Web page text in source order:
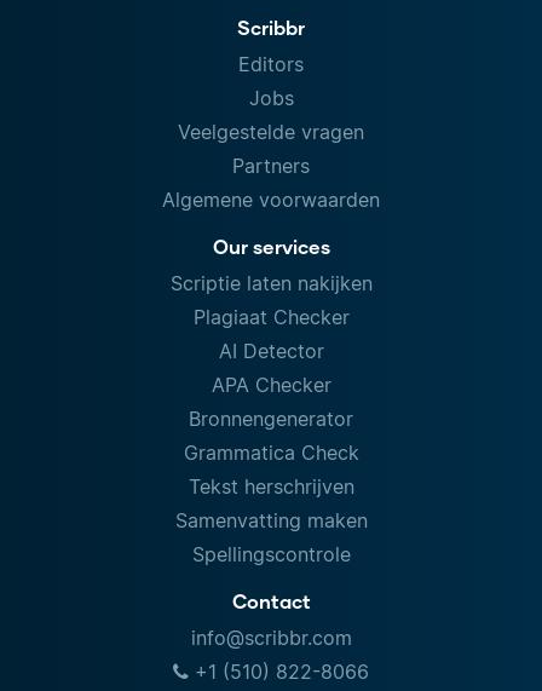
Scribbr
Editors
Jobs
Veelgestelde vragen
Partners
Algemene voorwaarden
Our services
Scriptie laten nakijken
Plagiaat Checker
AI Detector
APA Checker
Bronnengenerator
Grammatica Check
Tekst herschrijven
Samenvatting maken
Spellingscontrole
Contact
info@scribbr.com
+1 (510) 822-8066